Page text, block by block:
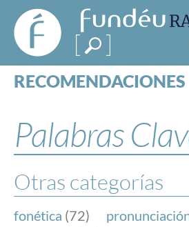
FundéuRAE
- Fundación
del Español
Urgente
RECOMENDACIONES
ESPECIALES
BLOG
NOTICIAS
SOBRE LA
Palabras
Otras categorías
fonética (72)